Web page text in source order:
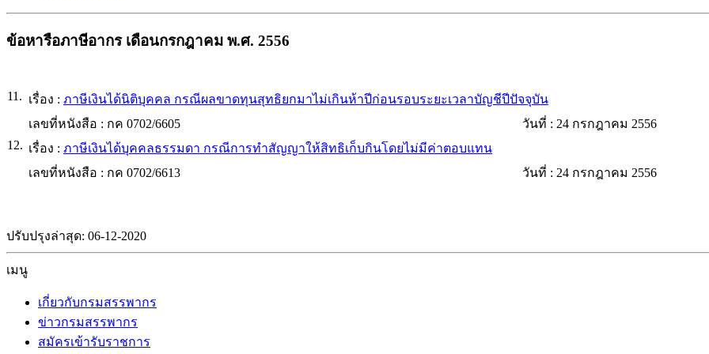
ข้อหารือภาษีอากร เดือนกรกฎาคม พ.ศ. 2556
11. เรื่อง : ภาษีเงินได้นิติบุคคล กรณีผลขาดทุนสุทธิยกมาไม่เกินห้าปีก่อนรอบระยะเวลาบัญชีปีปัจจุบัน
เลขที่หนังสือ : กค 0702/6605 วันที่ : 24 กรกฎาคม 2556
12. เรื่อง : ภาษีเงินได้บุคคลธรรมดา กรณีการทำสัญญาให้สิทธิเก็บกินโดยไม่มีค่าตอบแทน
เลขที่หนังสือ : กค 0702/6613 วันที่ : 24 กรกฎาคม 2556
ปรับปรุงล่าสุด: 06-12-2020
เมนู
เกี่ยวกับกรมสรรพากร
ข่าวกรมสรรพากร
สมัครเข้ารับราชการ